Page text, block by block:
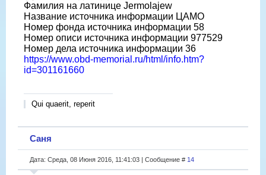
Фамилия на латинице Jermolajew
Название источника информации ЦАМО
Номер фонда источника информации 58
Номер описи источника информации 977529
Номер дела источника информации 36
https://www.obd-memorial.ru/html/info.htm?
id=301161660
Qui quaerit, reperit
Саня
Дата: Среда, 08 Июня 2016, 11:41:03 | Сообщение # 14